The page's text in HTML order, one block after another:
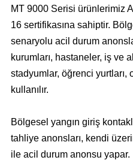
MT 9000 Serisi ürünlerimiz
16 sertifikasına sahiptir.
senaryolu acil durum
kurumları, hastaneler, iş ve
stadyumlar, öğrenci
kullanılır.
Bölgesel yangın giriş
tahliye anonsları, kendi
ile acil durum anonsu yapar.